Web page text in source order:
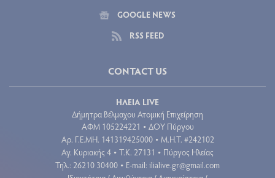
GOOGLE NEWS
RSS FEED
CONTACT US
ΗΛΕΙΑ LIVE
Δήμητρα Βέλμαχου Ατομική Επιχείρηση
ΑΦΜ 105224221 • ΔΟΥ Πύργου
Aρ. Γ.Ε.ΜΗ. 141319425000 • Μ.Η.Τ. #242102
Αγ. Κυριακής 4 • Τ.Κ. 27131 • Πύργος Ηλείας
Τηλ.: 26210 30400 • E-mail: ilialive.gr@gmail.com